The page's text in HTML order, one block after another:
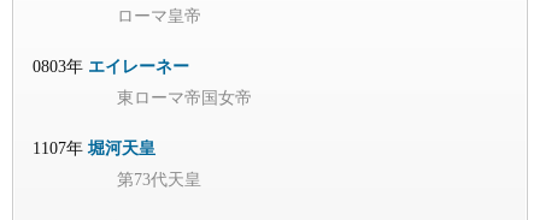
ローマ皇帝
0803年 エイレーネー
東ローマ帝国女帝
1107年 堀河天皇
第73代天皇